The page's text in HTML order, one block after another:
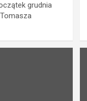
grudnia